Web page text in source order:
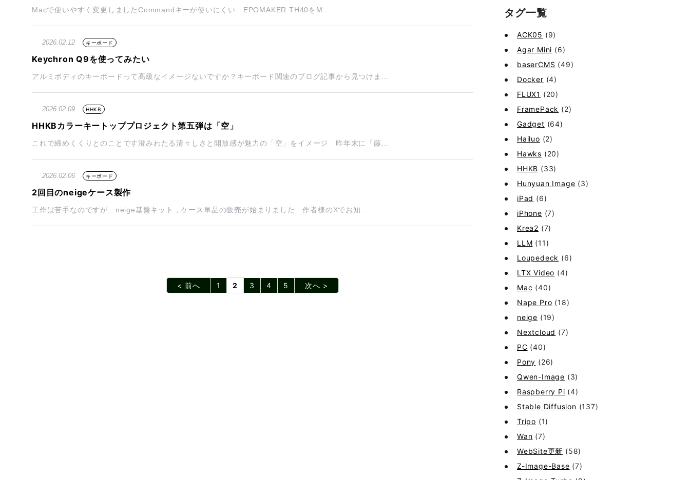
Macで使いやすく変更しましたCommandキーが使いにくい EPOMAKER TH40をM...
2026.02.12 キーボード
Keychron Q9を使ってみたい
アルミボディのキーボードって高級なイメージないですか？キーボード関連のブログ記事から見つけま...
2026.02.09 HHKB
HHKBカラーキートッププロジェクト第五弾は「空」
これで締めくくりとのことです澄みわたる清々しさと開放感が魅力の「空」をイメージ 昨年末に「藤...
2026.02.06 キーボード
2回目のneigeケース製作
工作は苦手なのですが…neige基盤キット，ケース単品の販売が始まりました 作者様のXでお知...
< 前へ 1 2 3 4 5 次へ >
タグ一覧
ACK05 (9)
Agar Mini (6)
baserCMS (49)
Docker (4)
FLUX1 (20)
FramePack (2)
Gadget (64)
Hailuo (2)
Hawks (20)
HHKB (33)
Hunyuan Image (3)
iPad (6)
iPhone (7)
Krea2 (7)
LLM (11)
Loupedeck (6)
LTX Video (4)
Mac (40)
Nape Pro (18)
neige (19)
Nextcloud (7)
PC (40)
Pony (26)
Qwen-Image (3)
Raspberry Pi (4)
Stable Diffusion (137)
Tripo (1)
Wan (7)
WebSite更新 (58)
Z-Image-Base (7)